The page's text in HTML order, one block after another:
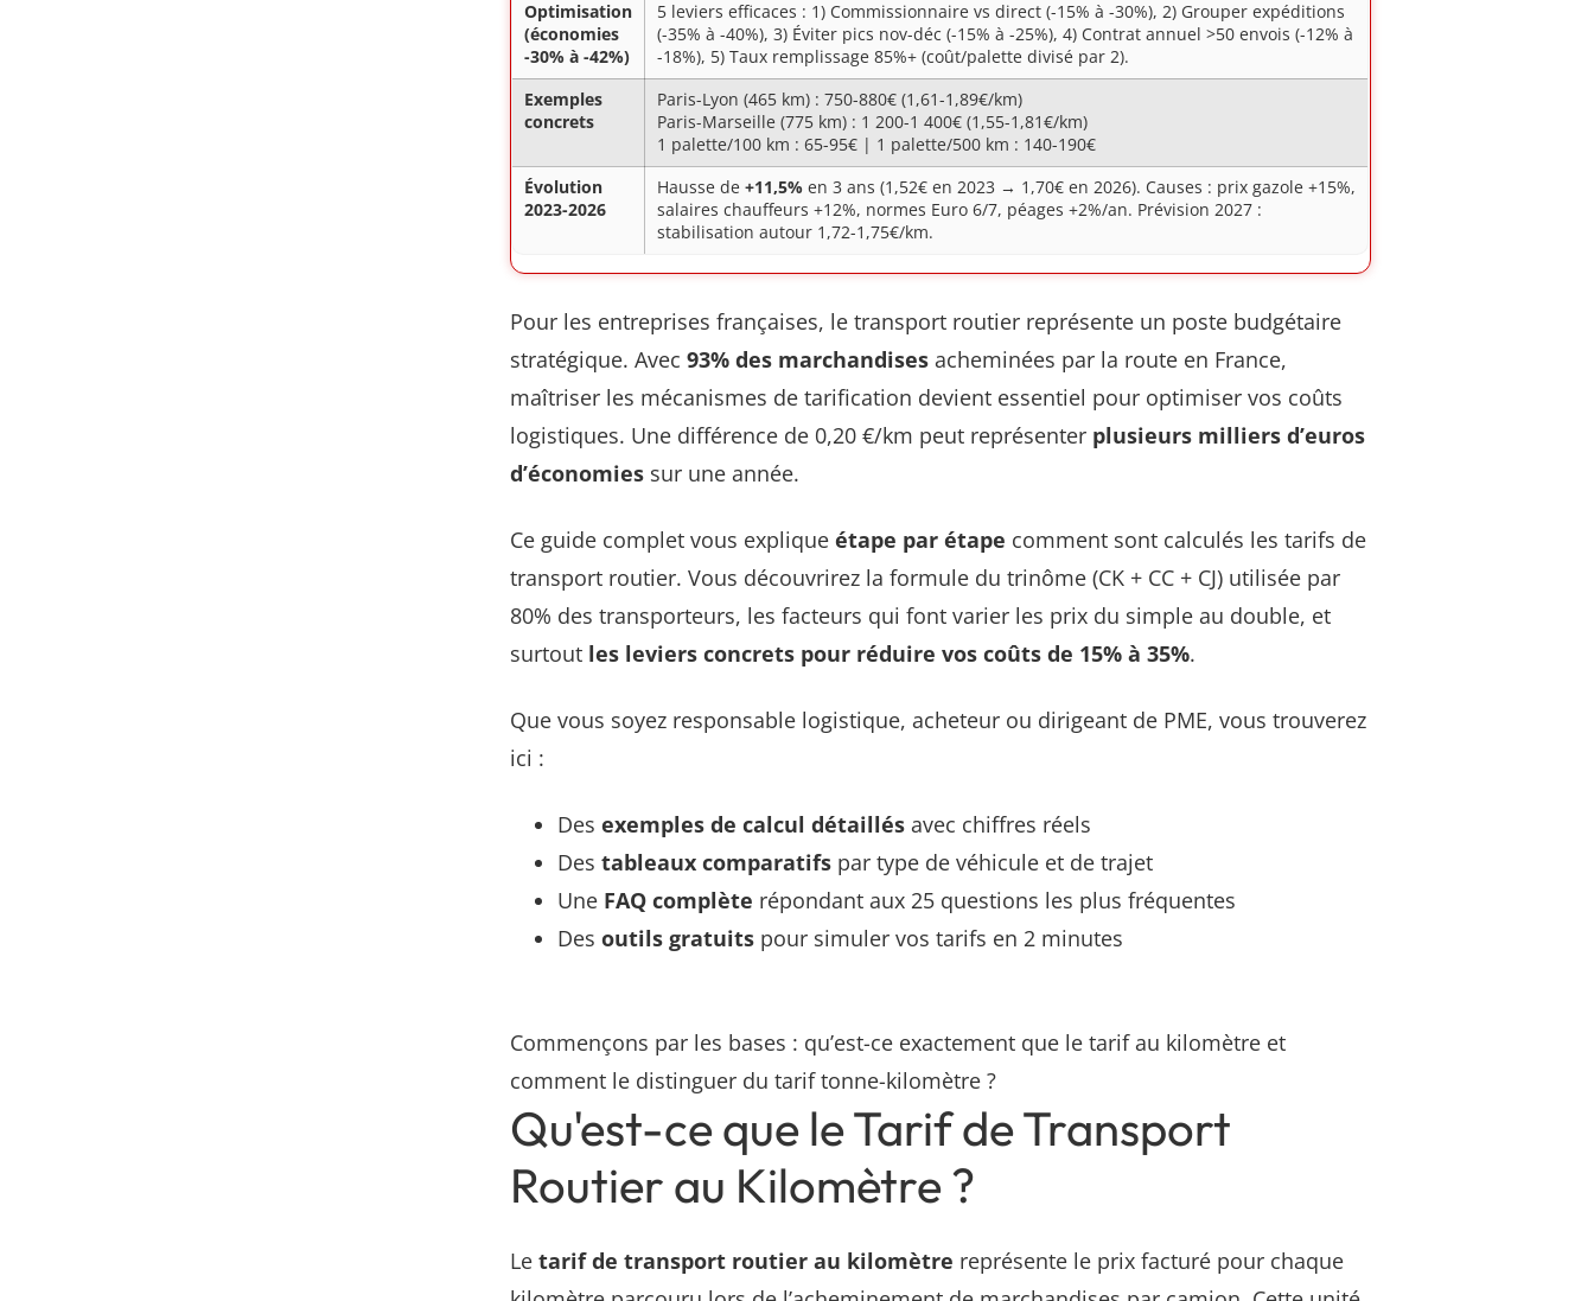
Optimisation
(économies
-30% à -42%)
5 leviers efficaces : 1) Commissionnaire vs direct (-15% à -30%), 2) Grouper expéditions
(-35% à -40%), 3) Éviter pics nov-déc (-15% à -25%), 4) Contrat annuel >50 envois (-12% à
-18%), 5) Taux remplissage 85%+ (coût/palette divisé par 2).
Exemples
concrets
Paris-Lyon (465 km) : 750-880€ (1,61-1,89€/km)
Paris-Marseille (775 km) : 1 200-1 400€ (1,55-1,81€/km)
1 palette/100 km : 65-95€ | 1 palette/500 km : 140-190€
Évolution
2023-2026
Hausse de+11,5% en 3 ans (1,52€ en 2023 → 1,70€ en 2026). Causes : prix gazole +15%,
salaires chauffeurs +12%, normes Euro 6/7, péages +2%/an. Prévision 2027 :
stabilisation autour 1,72-1,75€/km.
Pour les entreprises françaises, le transport routier représente un poste budgétaire
stratégique. Avec93% des marchandises acheminées par la route en France,
maîtriser les mécanismes de tarification devient essentiel pour optimiser vos coûts
logistiques. Une différence de 0,20 €/km peut représenter plusieurs milliers d’euros
d’économies sur une année.
Ce guide complet vous expliqueétape par étape comment sont calculés les tarifs de
transport routier. Vous découvrirez la formule du trinôme (CK + CC + CJ) utilisée par
80% des transporteurs, les facteurs qui font varier les prix du simple au double, et
surtout les leviers concrets pour réduire vos coûts de 15% à 35%.
Que vous soyez responsable logistique, acheteur ou dirigeant de PME, vous trouverez
ici :
Desexemples de calcul détaillés avec chiffres réels
Destableaux comparatifs par type de véhicule et de trajet
Une FAQ complète répondant aux 25 questions les plus fréquentes
Desoutils gratuits pour simuler vos tarifs en 2 minutes
Commençons par les bases : qu’est-ce exactement que le tarif au kilomètre et
comment le distinguer du tarif tonne-kilomètre ?
Qu'est-ce que le Tarif de Transport
Routier au Kilomètre ?
Letarif de transport routier au kilomètre représente le prix facturé pour chaque